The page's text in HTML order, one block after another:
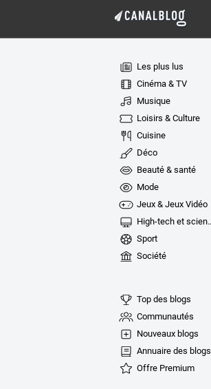
Les plus lus
Cinéma & TV
Musique
Loisirs & Culture
Cuisine
Déco
Beauté & santé
Mode
Jeux & Jeux Vidéo
High-tech et sciences
Sport
Société
Top des blogs
Communautés
Nouveaux blogs
Annuaire des blogs
Offre Premium